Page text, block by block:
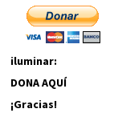
iluminar:
DONA AQUÍ
¡Gracias!